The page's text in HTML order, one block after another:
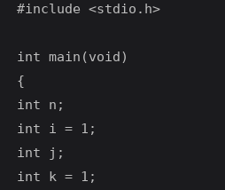
#include <stdio.h>
int main(void)
{
int n;
int i = 1;
int j;
int k = 1;